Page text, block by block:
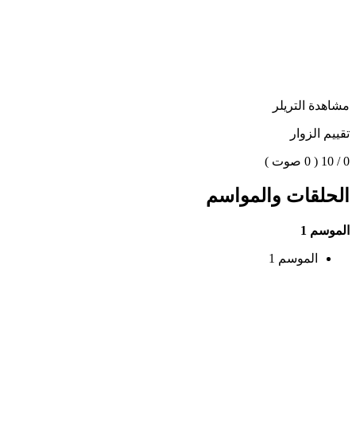
مشاهدة التريلر
تقييم الزوار
0 / 10 ( 0 صوت )
الحلقات والمواسم
الموسم 1
الموسم 1